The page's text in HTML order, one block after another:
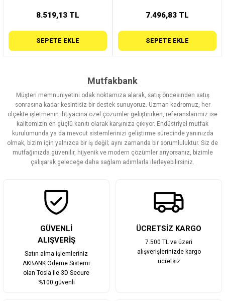
8.519,13 TL
SEPETE EKLE
7.496,83 TL
SEPETE EKLE
Mutfakbank
Müşteri memnuniyetini odak noktamıza alarak, satış öncesinden satış
sonrasına kadar kesintisiz bir destek sunuyoruz. Uzman kadromuz, her
ölçekte işletmenin ihtiyacına özel çözümler geliştirirken, referanslarımız ise
kalitemizin en güçlü kanıtı olarak karşınıza çıkıyor. Endüstriyel mutfak
kurulumunda ya da mevcut sistemlerinizi geliştirme sürecinde yanınızda
olmak, bizim için yalnızca bir iş değil; aynı zamanda bir sorumluluktur. Siz de
mutfağınızda güvenilir, hijyenik ve modern çözümler arıyorsanız, bizimle
çalışarak geleceğe daha sağlam adımlarla ilerleyebilirsiniz.
GÜVENLİ
ALIŞVERİŞ
Satın alma işlemleriniz
AKBANK Ödeme Sistemi
olan Tosla ile 3D Secure
%100 güvenli
ÜCRETSİZ KARGO
7.500 TL ve üzeri
alışverişlerinizde kargo
ücretsiz